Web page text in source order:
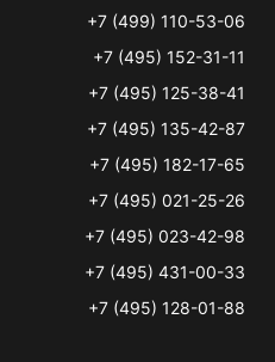
+7 (499) 110-53-06
+7 (495) 152-31-11
+7 (495) 125-38-41
+7 (495) 135-42-87
+7 (495) 182-17-65
+7 (495) 021-25-26
+7 (495) 023-42-98
+7 (495) 431-00-33
+7 (495) 128-01-88